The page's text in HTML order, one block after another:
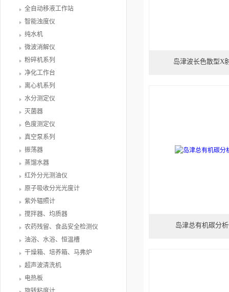
全自动移液工作站
智能浊度仪
纯水机
微波消解仪
粉碎机系列
净化工作台
离心机系列
水分测定仪
灭菌器
色度测定仪
真空泵系列
振荡器
蒸馏水器
红外分光测油仪
原子吸收分光光度计
紫外辐照计
搅拌器、均质器
农药残留、食品安全检测仪
油浴、水浴、恒温槽
干燥箱、培养箱、马弗炉
超声波清洗机
电热板
岛津波长色散型X
岛津总有机碳分